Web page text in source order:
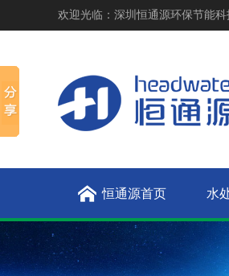
欢迎光临：深圳恒通源环保节能科
恒通源首页 水